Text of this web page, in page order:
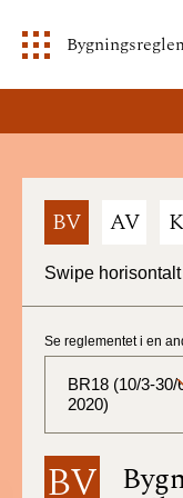
BV AV
Swipe
BV
Se reglementet i en
BR18 (10/3-30/
2020)
BR18 (Aktuelt)